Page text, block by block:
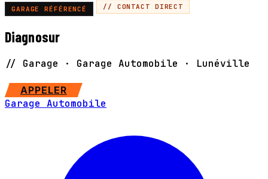
GARAGE RÉFÉRENCÉ // CONTACT DIRECT
Diagnosur
// Garage · Garage Automobile · Lunéville
APPELER
Garage Automobile